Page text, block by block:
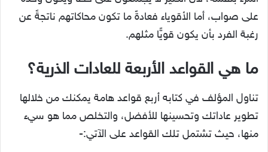
على صواب، أما الأقوياء فعادةً ما تكون محاكاتهم ناتجةً عن
رغبة الفرد بأن يكون قويًّا مثلهم.
ما هي القواعد الأربعة للعادات الذرية؟
تناول المؤلف في كتابه أربع قواعد هامة يمكنك من خلالها
تطوير عاداتك وتحسينها للأفضل، والتخلص مما هو سيء
منها، حيث تشتمل تلك القواعد على الآتي:-